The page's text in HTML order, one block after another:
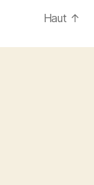
Haut ↑